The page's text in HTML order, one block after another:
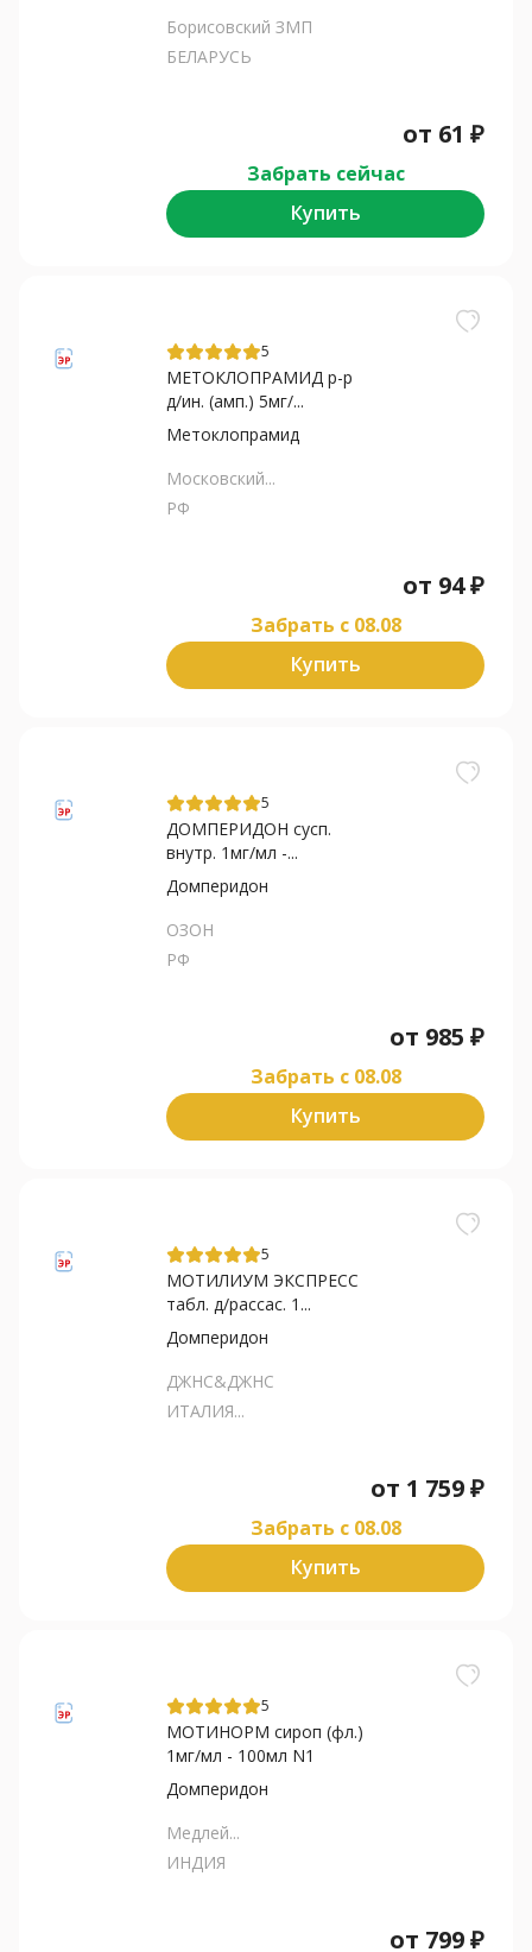
Борисовский ЗМП
БЕЛАРУСЬ
от 61 ₽
Забрать сейчас
Купить
5
МЕТОКЛОПРАМИД р-р
д/ин. (амп.) 5мг/...
Метоклопрамид
Московский...
РФ
от 94₽
Забрать c 08.08
Купить
5
ДОМПЕРИДОН сусп.
внутр. 1мг/мл -...
Домперидон
ОЗОН
РФ
от 985 ₽
Забрать c 08.08
Купить
5
МОТИЛИУМ ЭКСПРЕСС
табл. д/рассас. 1...
Домперидон
ДЖНС&ДЖНС
ИТАЛИЯ...
от 1 759₽
Забрать c 08.08
Купить
5
МОТИНОРМ сироп (фл.)
1мг/мл - 100мл N1
Домперидон
Медлей...
ИНДИЯ
от 799₽